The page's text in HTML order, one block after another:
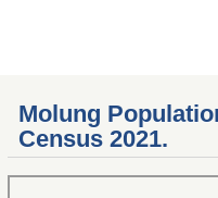
Molung
Census 2021.